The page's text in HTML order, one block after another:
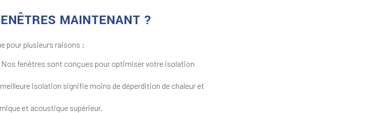
MAINTENANT ?
pour plusieurs raisons :
Nos fenêtres sont conçues pour optimiser votre isolation
isolation signifie moins de déperdition de chaleur et
et acoustique supérieur.